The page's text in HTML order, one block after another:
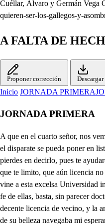
Cuéllar, Álvaro y Germán Vega
quieren-ser-los-gallegos-y-
A FALTA DE
Proponer corrección
Inicio JORNADA PRIMERA
JORNADA PRIMERA
A que en el cuarto señor, nos vemos, donde es constante, que siéndolo de estudiante, parece de esgrimidor; pues por los aparadores nos juzgarán infinitos, antes que jurisperitos, músicos y cazadores; pues para que el disparate se pueda poner en lista, tú solo lo canonista has mezclado con lo abate: Ya que sabes cuanto atento te amé, te asistí, y serví, merezca yo oír de ti algo de tu sentimiento; si es tan grave tu pesar poco pierdes en decirlo, pues te ayudaré a sentirlo sino le puedo aliviar, que aunque bellaco en mi estado sé, cuando un mal se avecina, que suele ser medicina un dolor comunicado. Polilla, es tanto el agravio del dolor, que te limito, que aún licencia no permito para que lo exprete el labio. Mas porque aleve e injusto no me acabe mi tormento, óveme esta vez atento, que quiero darte ese gusto. Ya sabes que desde Burgos, mi patria, vine a esta excelsa Universidad insigne, donde aspirando en las ciencias la vanidad de cursarlas, sin el afán de saberlas, probar pude que en aquel, que por gusto a las escuelas asiste, sin que las busque para vivir en fe de ellas, basta, sin parecer docto, que hombre discreto parezca. No te acuerdo que una tarde Saliendo de San Esteban, la hermosa Doña Mencia vi, que la idolatré al verla, y que admitido en su casa con la decente licencia de vecino, y la amistad que con su hermano interesa mi estimación, logré en fe de afable; correspondencias honestos favores, que mi fiel rendimiento aprecia. Pues cuando más favorable en el mar de su belleza navegaba mi